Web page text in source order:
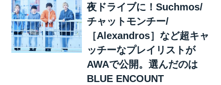
夜ドライブに！Suchmos/
チャットモンチー/
［Alexandros］など超キャ
ッチーなプレイリストが
AWAで公開。選んだのは
BLUE ENCOUNT